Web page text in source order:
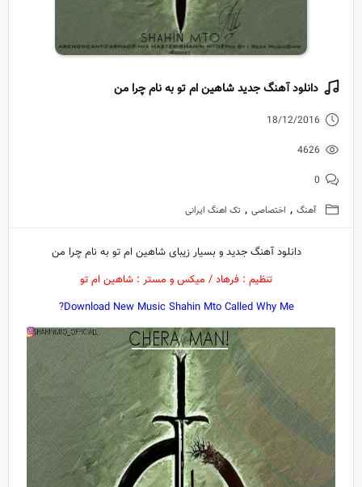
دانلود آهنگ جدید شاهین ام تو به نام چرا من
18/12/2016
4626
0
آهنگ , اختصاصی , تک اهنگ ایرانی
دانلود آهنگ جدید و بسیار زیبای شاهین ام تو به نام چرا من
تنظیم : فرهاد / میکس و مستر : شاهین ام تو
Download New Music Shahin Mto Called Why Me?